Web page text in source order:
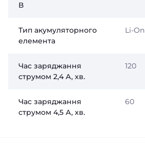
В
Тип акумуляторного
елемента
Li-On
Час заряджання
струмом 2,4 А, хв.
120
Час заряджання
струмом 4,5 А, хв.
60